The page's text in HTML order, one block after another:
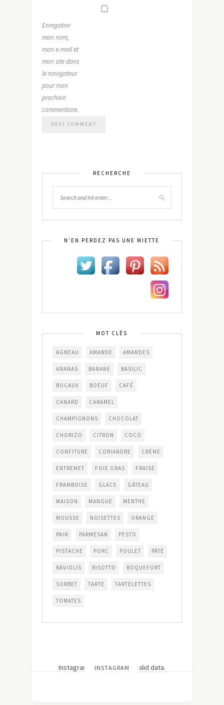
Enregistrer
mon nom,
mon e-mail et
mon site dans
le navigateur
pour mon
prochain
commentaire.
RECHERCHE
N’EN PERDEZ PAS UNE MIETTE
MOT CLÉS
AGNEAU AMANDE AMANDES
ANANAS BANANE BASILIC
BOCAUX BOEUF CAFÉ
CANARD CARAMEL
CHAMPIGNONS CHOCOLAT
CHORIZO CITRON COCO
CONFITURE CORIANDRE CRÈME
ENTREMET FOIE GRAS FRAISE
FRAMBOISE GLACE GÂTEAU
MAISON MANGUE MENTHE
MOUSSE NOISETTES ORANGE
PAIN PARMESAN PESTO
PISTACHE PORC POULET PÂTÉ
RAVIOLIS RISOTTO ROQUEFORT
SORBET TARTE TARTELETTES
TOMATES
INSTAGRAM
Instagram has returned invalid data.